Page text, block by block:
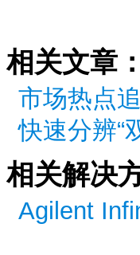
相关文章：
市场热点
快速分辨“
相关解决
Agilent